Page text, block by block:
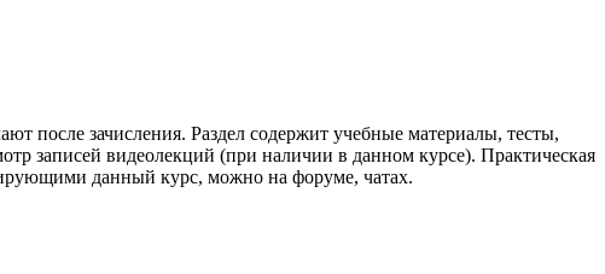
после зачисления. Раздел содержит учебные материалы, тесты,
записей видеолекций (при наличии в данном курсе). Практическая
данный курс, можно на форуме, чатах.